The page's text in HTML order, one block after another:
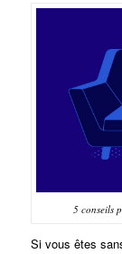
5 conseils
Si vous êtes